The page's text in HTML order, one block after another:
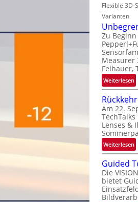
e
s
-
B
-
R
u
n
d
e
o
n
N
e
w
s
Flexible
Varianten
Zu
Measurer
Felhauer,
Weiterlesen:
U
n
b
e
g
r
e
z
t
e
Am 22.
Lenses &
Weiterlesen:
R
ü
c
k
k
Guided
Die
bietet